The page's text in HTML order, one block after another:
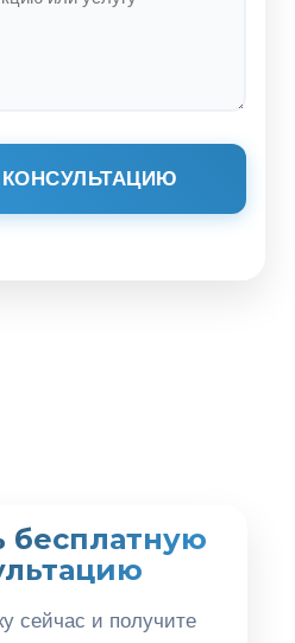
бесплатную
сейчас и получите